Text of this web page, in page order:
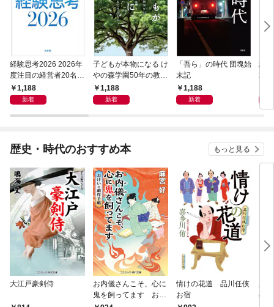
経験思考2026 2026年
度注目の経営者20名の
経験知が拓く、ニッポ
ンの近未来
1,188
新着
子どもが本物になる け
やの森学園50年の教育
から見えてきたもの
1,188
新着
「吾ら」の時代 団塊始
末記
1,188
新着
読
地
歴史・時代のおすすめ本 もっと見る
大江戸豪剣侍
お内儀さんこそ、心に
鬼を飼ってます おけ
情けの花道 品川任侠
お宿
の